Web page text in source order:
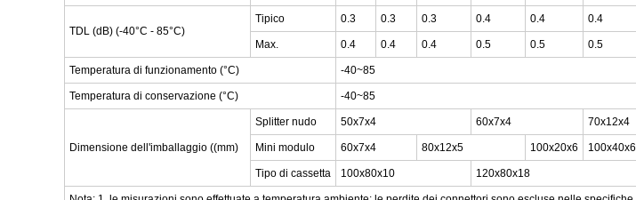
TDL (dB) (-40°C - 85°C)
Tipico 0.3 0.3 0.3 0.4 0.4 0.4
Max. 0.4 0.4 0.4 0.5 0.5 0.5
Temperatura di funzionamento (°C) -40~85
Temperatura di conservazione (°C) -40~85
Dimensione dell'imballaggio ((mm)
Splitter nudo 50x7x4 60x7x4 70x12x4
Mini modulo 60x7x4 80x12x5 100x20x6 100x40x6
Tipo di cassetta 100x80x10 120x80x18